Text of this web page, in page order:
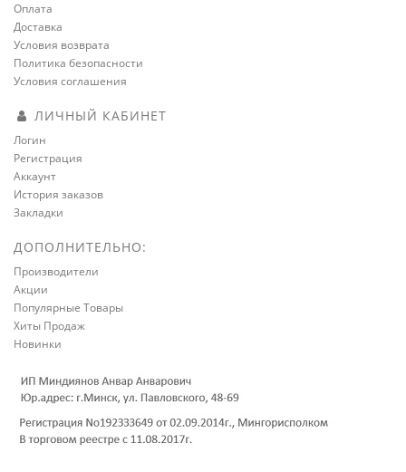
Оплата
Доставка
Условия возврата
Политика безопасности
Условия соглашения
ЛИЧНЫЙ КАБИНЕТ
Логин
Регистрация
Аккаунт
История заказов
Закладки
ДОПОЛНИТЕЛЬНО:
Производители
Акции
Популярные Товары
Хиты Продаж
Новинки